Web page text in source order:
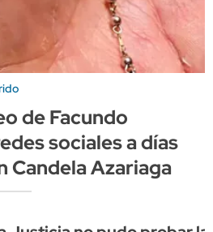
de Facundo
sociales a días
Candela Azariaga